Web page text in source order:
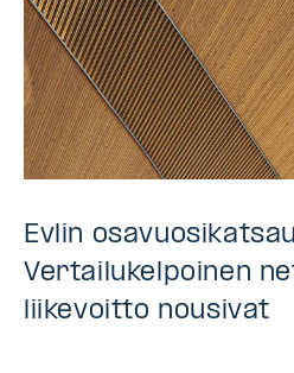
Evlin
Vertailukelpoinen
liikevoitto nousivat